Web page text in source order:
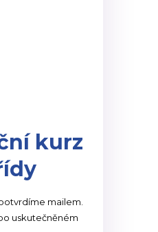
kurz
mailem.
uskutečněném